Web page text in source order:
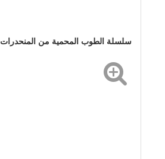
سلسلة الطوب المحمية من المنحدرات